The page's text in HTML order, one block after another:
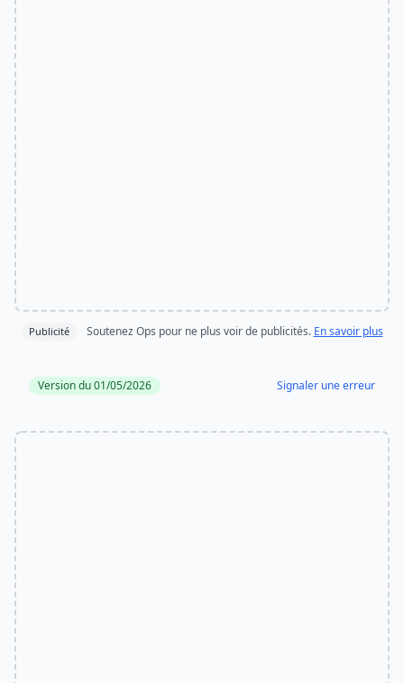
Publicité Soutenez Ops pour ne plus voir de publicités. En savoir plus
Version du 01/05/2026 Signaler une erreur